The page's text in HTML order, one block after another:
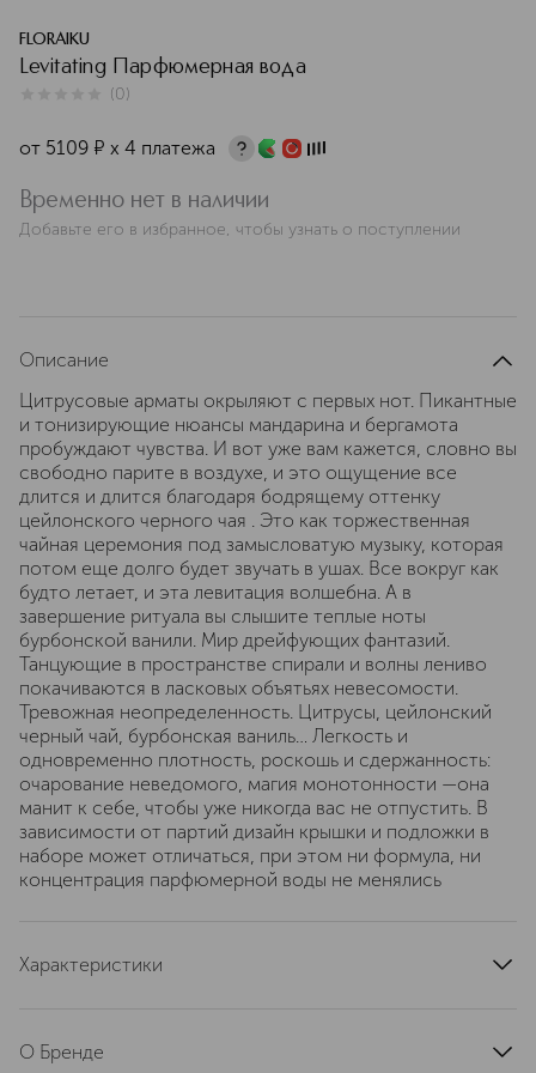
FLORAIKU
Levitating Парфюмерная вода
(0)
от 5109 ¤ х 4 платежа
Временно нет в наличии
Добавьте его в избранное, чтобы узнать о поступлении
Описание
Цитрусовые арматы окрыляют с первых нот. Пикантные
и тонизирующие нюансы мандарина и бергамота
пробуждают чувства. И вот уже вам кажется, словно вы
свободно парите в воздухе, и это ощущение все
длится и длится благодаря бодрящему оттенку
цейлонского черного чая . Это как торжественная
чайная церемония под замысловатую музыку, которая
потом еще долго будет звучать в ушах. Все вокруг как
будто летает, и эта левитация волшебна. А в
завершение ритуала вы слышите теплые ноты
бурбонской ванили. Мир дрейфующих фантазий.
Танцующие в пространстве спирали и волны лениво
покачиваются в ласковых объятьях невесомости.
Тревожная неопределенность. Цитрусы, цейлонский
черный чай, бурбонская ваниль… Легкость и
одновременно плотность, роскошь и сдержанность:
очарование неведомого, магия монотонности —она
манит к себе, чтобы уже никогда вас не отпустить. В
зависимости от партий дизайн крышки и подложки в
наборе может отличаться, при этом ни формула, ни
концентрация парфюмерной воды не менялись
Характеристики
артикул
О Бренде